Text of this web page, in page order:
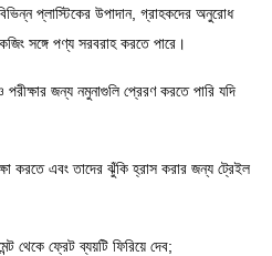
প্লাস্টিকের উপাদান, গ্রাহকদের অনুরোধ
সঙ্গে পণ্য সরবরাহ করতে পারে।
জন্য নমুনাগুলি প্রেরণ করতে পারি যদি
করতে এবং তাদের ঝুঁকি হ্রাস করার জন্য ট্রেইল
থেকে ফ্রেট ব্যয়টি ফিরিয়ে দেব;